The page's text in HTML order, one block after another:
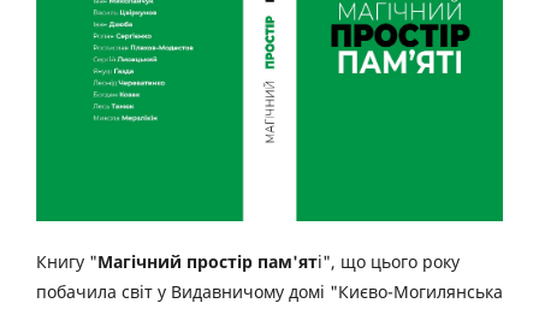
Книгу "Магічний простір пам'яті", що цього року
побачила світ у Видавничому домі "Києво-Могилянська